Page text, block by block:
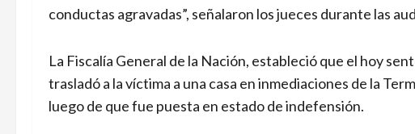
conductas agravadas”, señalaron los jueces durante las
La Fiscalía General de la Nación, estableció que el hoy
trasladó a la víctima a una casa en inmediaciones de la
luego de que fue puesta en estado de indefensión.